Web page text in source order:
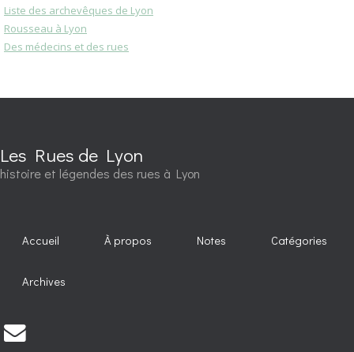
Liste des archevêques de Lyon
Rousseau à Lyon
Des médecins et des rues
Les Rues de Lyon
histoire et légendes des rues à Lyon
Accueil À propos Notes Catégories
Archives